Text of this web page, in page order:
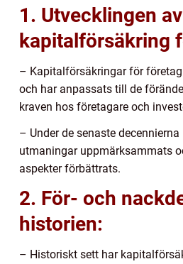
1. Utvecklingen av
kapitalförsäkring
– Kapitalförsäkringar för
och har anpassats till de
kraven hos företagare och
– Under de senaste
utmaningar uppmärksammats
aspekter förbättrats.
2. För- och
historien:
– Historiskt sett har